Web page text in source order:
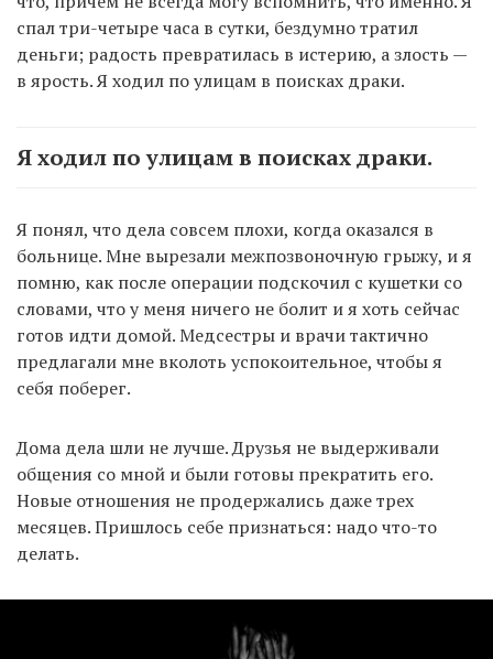
спал три-четыре часа в сутки, бездумно тратил
деньги; радость превратилась в истерию, а злость —
в ярость. Я ходил по улицам в поисках драки.
Я ходил по улицам в поисках драки.
Я понял, что дела совсем плохи, когда оказался в
больнице. Мне вырезали межпозвоночную грыжу, и я
помню, как после операции подскочил с кушетки со
словами, что у меня ничего не болит и я хоть сейчас
готов идти домой. Медсестры и врачи тактично
предлагали мне вколоть успокоительное, чтобы я
себя поберег.
Дома дела шли не лучше. Друзья не выдерживали
общения со мной и были готовы прекратить его.
Новые отношения не продержались даже трех
месяцев. Пришлось себе признаться: надо что-то
делать.